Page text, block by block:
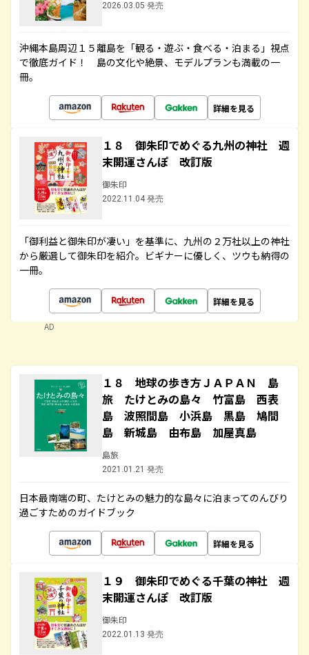
2026.03.05 発売
沖縄本島周辺１５離島を「観る・遊ぶ・食べる・泊まる」視点
で徹底ガイド！ 島の文化や絶景、モデルプランも満載の一
冊。
詳細を見る
１８ 御朱印でめぐる九州の神社 週
末開運さんぽ 改訂版
御朱印
2022.11.04 発売
「御利益と御朱印が凄い」を基準に、九州の２万社以上の神社
から厳選して御朱印を紹介。ビギナーに優しく、ツウも納得の
一冊。
詳細を見る
AD
１８ 地球の歩き方ＪＡＰＡＮ 島
旅 たけとみの島々 竹富島 西表
島 波照間島 小浜島 黒島 鳩間
島 新城島 由布島 加屋真島
島旅
2021.01.21 発売
日本最南端の町、たけとみの魅力的な島々に泊まってのんびり
過ごすためのガイドブック
詳細を見る
１９ 御朱印でめぐる千葉の神社 週
末開運さんぽ 改訂版
御朱印
2022.01.13 発売